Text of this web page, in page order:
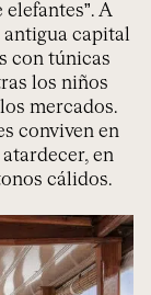
A
antigua capital
con túnicas
los niños
mercados.
conviven en
en
cálidos.